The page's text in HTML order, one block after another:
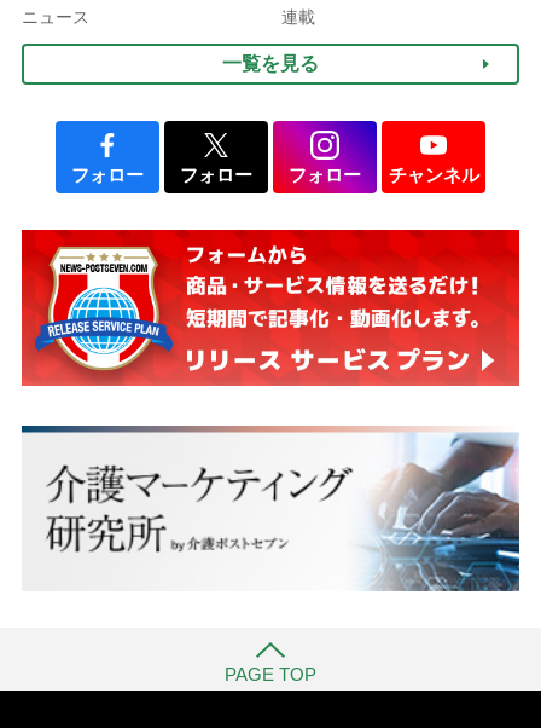
ぐ「揺れる一粒」の使い分
ニュース 連載
一覧を見る
フォロー フォロー フォロー チャンネル
PAGE TOP